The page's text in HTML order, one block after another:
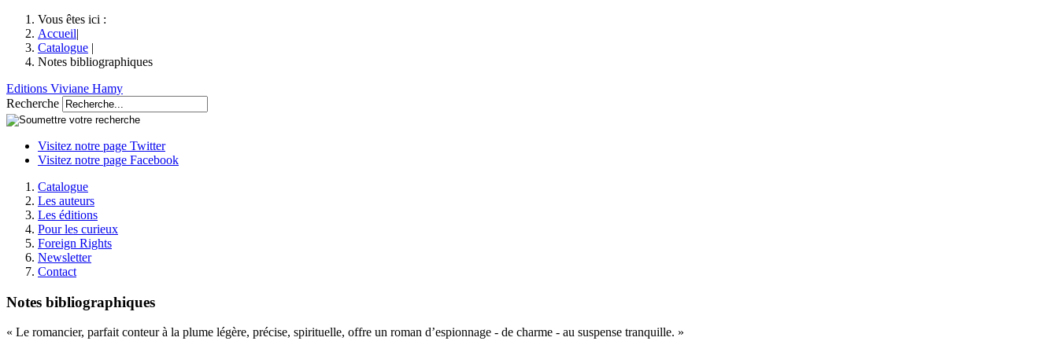
Vous êtes ici :
Accueil|
Catalogue |
Notes bibliographiques
Editions Viviane Hamy
Recherche
Visitez notre page Twitter
Visitez notre page Facebook
Catalogue
Les auteurs
Les éditions
Pour les curieux
Foreign Rights
Newsletter
Contact
Notes bibliographiques
« Le romancier, parfait conteur à la plume légère, précise, spirituelle, offre un roman d’espionnage - de charme - au suspense tranquille. »